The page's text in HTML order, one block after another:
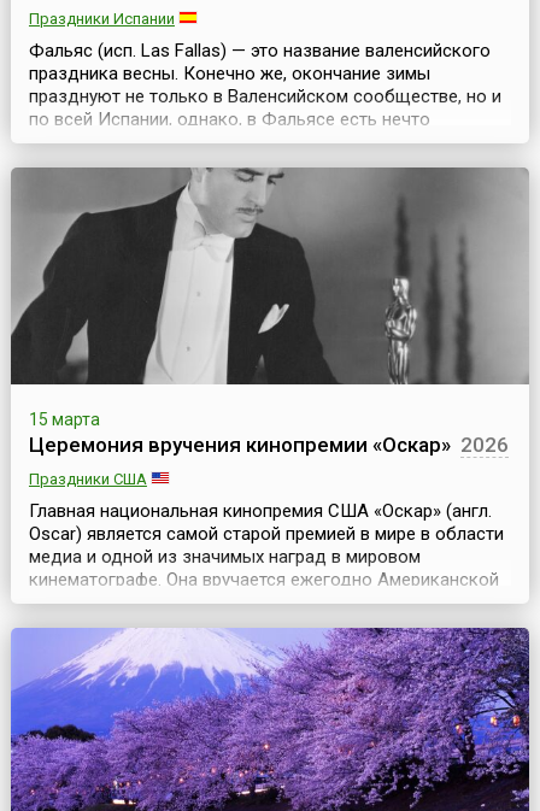
Праздники Испании
Фальяс (исп. Las Fallas) — это название валенсийского
праздника весны. Конечно же, окончание зимы
празднуют не только в Валенсийском сообществе, но и
по всей Испании, однако, в Фальясе есть нечто
существенно отличающее его от других подобных
праздников. Нечто, притягивающее в город, в период с
15 по 19 марта, многочисленных туристов.Фальяс — это
торжественное, или лучше сказать праздничное сжи...
15 марта
Церемония вручения кинопремии «Оскар» 2026
Праздники США
Главная национальная кинопремия США «Оскар» (англ.
Oscar) является самой старой премией в мире в области
медиа и одной из значимых наград в мировом
кинематографе. Она вручается ежегодно Американской
академией киноискусства (Киноакадемией) на
торжественной церемонии, которая традиционно
проходит в февраля – марте в театре «Долби» (англ.
Dolby Theatre, ранее он носил название Kodak) в Лос-
Анджелесе ...